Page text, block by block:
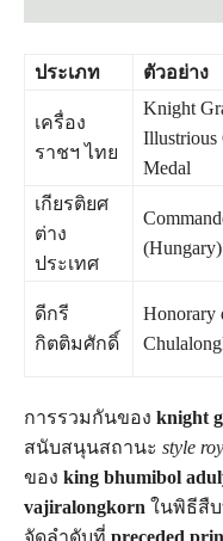
ประเภท ตัวอย่าง
เครื่อง
ราชฯ ไทย
Knight
Illustrious
Medal
เกียรติยศ
ต่าง
ประเทศ
(Hungary)
ดีกรี
กิตติมศักดิ์
Honorary
การรวมกันของ knight
สนับสนุนสถานะ style
ของ king bhumibol
vajiralongkorn ในพิธีสื